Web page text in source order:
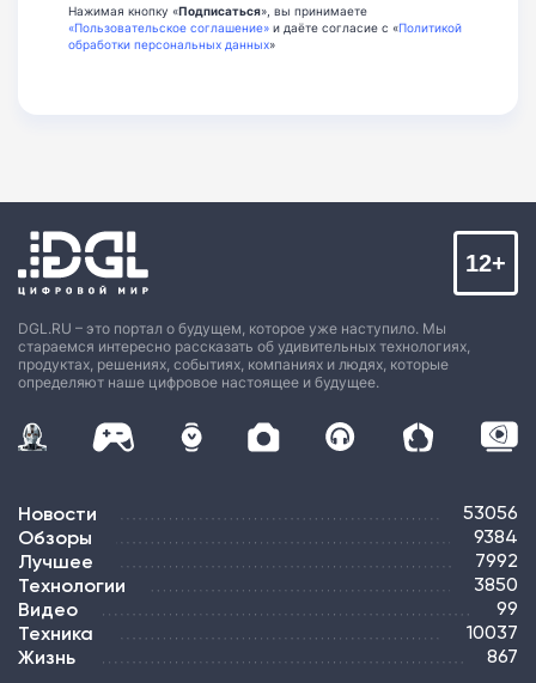
Нажимая кнопку «Подписаться», вы принимаете
«Пользовательское соглашение» и даёте согласие с «Политикой
обработки персональных данных»
DGL.RU – это портал о будущем, которое уже наступило. Мы
стараемся интересно рассказать об удивительных технологиях,
продуктах, решениях, событиях, компаниях и людях, которые
определяют наше цифровое настоящее и будущее.
12+
Новости 53056
Обзоры 9384
Лучшее 7992
Технологии 3850
Видео 99
Техника 10037
Жизнь 867